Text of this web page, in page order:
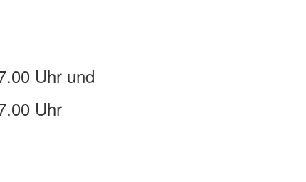
Uhr und
Uhr